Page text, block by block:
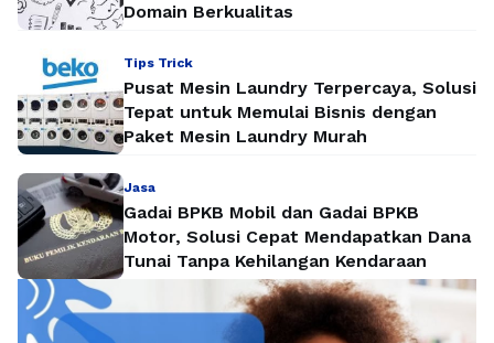
Domain Berkualitas
Tips Trick
Pusat Mesin Laundry Terpercaya, Solusi
Tepat untuk Memulai Bisnis dengan
Paket Mesin Laundry Murah
Jasa
Gadai BPKB Mobil dan Gadai BPKB
Motor, Solusi Cepat Mendapatkan Dana
Tunai Tanpa Kehilangan Kendaraan